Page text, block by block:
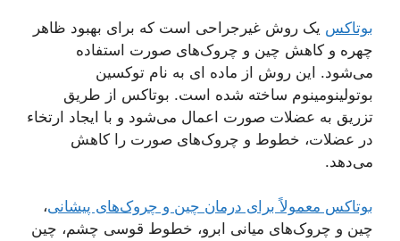
بوتاکس یک روش غیرجراحی است که برای بهبود ظاهر
چهره و کاهش چین و چروک‌های صورت استفاده
می‌شود. این روش از ماده ای به نام توکسین
بوتولینومینوم ساخته شده است. بوتاکس از طریق
تزریق به عضلات صورت اعمال می‌شود و با ایجاد ارتخاء
در عضلات، خطوط و چروک‌های صورت را کاهش
می‌دهد.
بوتاکس معمولاً برای درمان چین و چروک‌های پیشانی،
چین و چروک‌های میانی ابرو، خطوط قوسی چشم، چین